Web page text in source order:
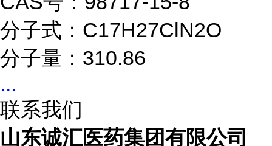
分子式：C17H27ClN2O
分子量：310.86
...
联系我们
山东诚汇医药集团有限公司